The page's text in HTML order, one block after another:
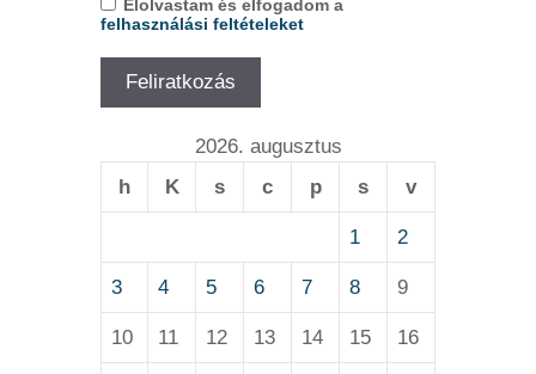
Elolvastam és elfogadom a
felhasználási feltételeket
2026. augusztus
h
K s c p s v
1 2
3 4 5 6 7 8 9
10 11 12 13 14 15 16